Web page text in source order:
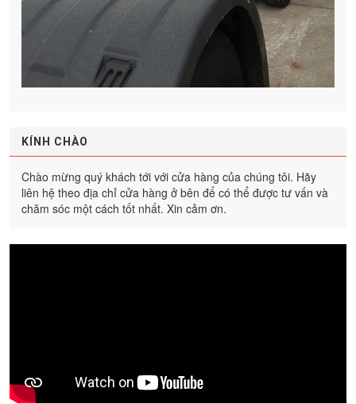
KÍNH CHÀO
Chào mừng quý khách tới với cửa hàng của chúng tôi. Hãy
liên hệ theo địa chỉ cửa hàng ở bên để có thể được tư vấn và
chăm sóc một cách tốt nhất. Xin cảm ơn.